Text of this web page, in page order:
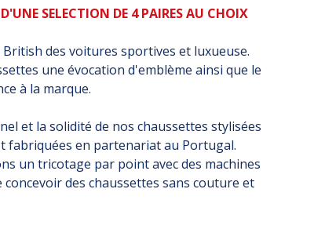
SELECTION DE 4 PAIRES AU CHOIX
des voitures sportives et luxueuse.
une évocation d'emblème ainsi que le
référence à la marque.
et la solidité de nos chaussettes stylisées
fabriquées en partenariat au Portugal.
un tricotage par point avec des machines
des chaussettes sans couture et